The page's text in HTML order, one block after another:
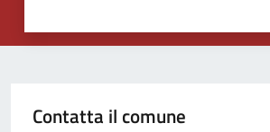
Contatta il comune